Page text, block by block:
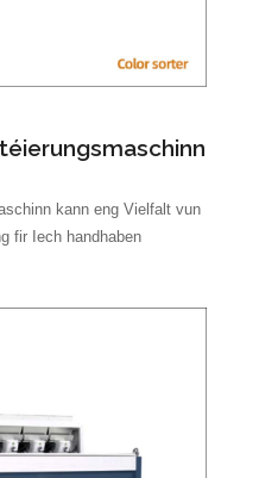
kann eng Vielfalt vun
fir Iech handhaben